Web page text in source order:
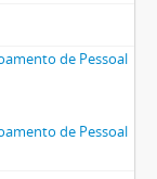
de Pessoal
de Pessoal